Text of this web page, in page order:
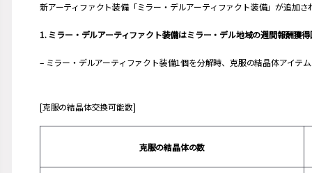
新アーティファクト装備「ミラー・デルアーティファクト装備」が追加さ
1. ミラー・デルアーティファクト装備はミラー・デル地域の週間報酬獲
– ミラー・デルアーティファクト装備1個を分解時、克服の結晶体アイテ
[克服の結晶体交換可能数]
克服の結晶体の数